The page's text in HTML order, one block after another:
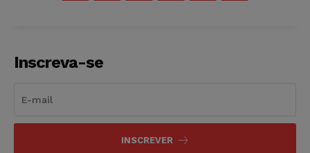
Inscreva-se
INSCREVER